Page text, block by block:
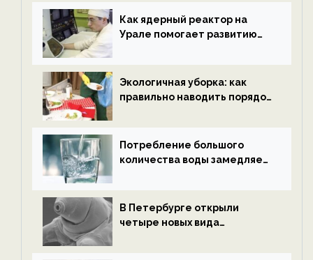
ECOportal
Как ядерный реактор на
Урале помогает развитию
ECOportal
Экологичная уборка: как
правильно наводить порядок
Потребление большого
количества воды замедляет
В Петербурге открыли
четыре новых вида